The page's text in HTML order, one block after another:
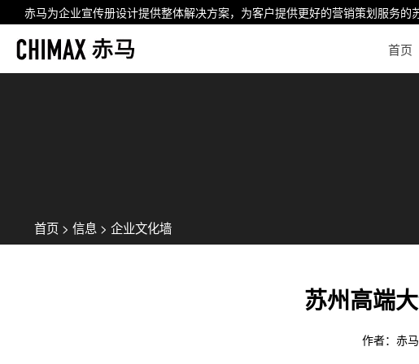
赤马为企业宣传册设计提供整体解决方案，为客户提供更好的营销策划服务的
首页
首页 > 信息 > 企业文化墙
苏州高端
作者：赤